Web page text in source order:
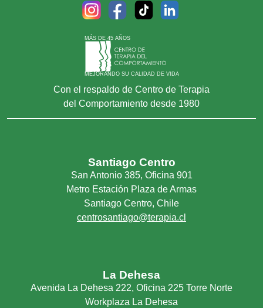
MÁS DE 45 AÑOS
MEJORANDO SU CALIDAD DE VIDA
Con el respaldo de Centro de Terapia
del Comportamiento desde 1980
Santiago Centro
San Antonio 385, Oficina 901
Metro Estación Plaza de Armas
Santiago Centro, Chile
centrosantiago@terapia.cl
La Dehesa
Avenida La Dehesa 222, Oficina 225 Torre Norte
Workplaza La Dehesa